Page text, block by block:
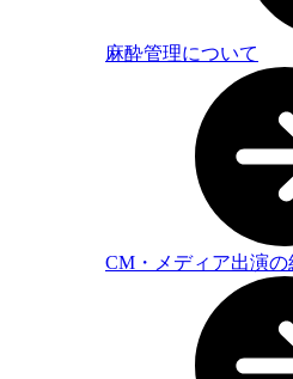
麻酔管理について
CM・メディア出演の